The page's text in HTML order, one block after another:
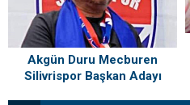
Akgün Duru Mecburen
Silivrispor Başkan Adayı